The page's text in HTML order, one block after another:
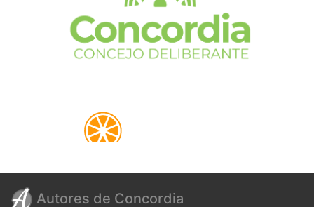
Autores de Concordia